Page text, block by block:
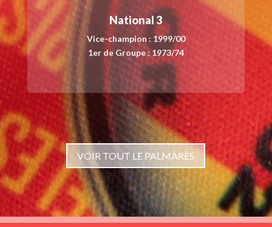
National 3
Vice-champion : 1999/00
1er de Groupe : 1973/74
VOIR TOUT LE PALMARÈS